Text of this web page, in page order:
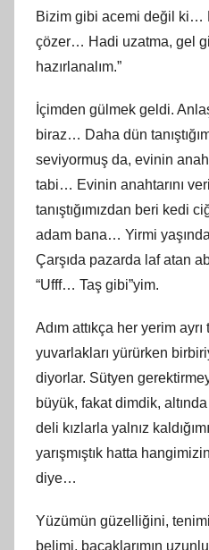
Bizim gibi acemi değil ki…
çözer… Hadi uzatma, gel
hazırlanalım.”
İçimden gülmek geldi.
biraz… Daha dün
seviyormuş da, evinin
tabi… Evinin anahtarını
tanıştığımızdan beri kedi
adam bana… Yirmi
Çarşıda pazarda laf atan
“Ufff… Taş gibi”yim.
Adım attıkça her yerim
yuvarlakları yürürken
diyorlar. Sütyen
büyük, fakat dimdik,
deli kızlarla yalnız
yarışmıştık hatta
diye…
Yüzümün güzelliğini,
belimi, bacaklarımın